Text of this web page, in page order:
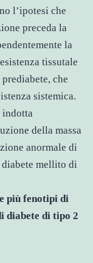
l’ipotesi che
preceda la
la
tissutale
che
sistemica.
della massa
anormale di
mellito di
più fenotipi di
diabete di tipo 2